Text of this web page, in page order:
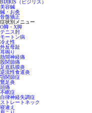
BIJIRIS（ビジリス）
美容鍼
鍼・お灸
骨盤矯正
症状別メニュー
O脚・X脚
テニス肘
モートン病
冷え性
外反母趾
耳鳴り
肋間神経痛
股関節痛
足底筋膜炎
逆流性食道炎
顎関節症
鵞足炎
頭痛
不眠症
自律神経失調症
ストレートネック
寝違え